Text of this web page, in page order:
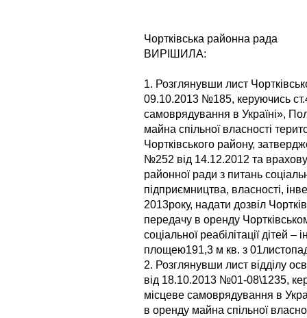
Чортківська районна рада
ВИРІШИЛА:
1. Розглянувши лист
09.10.2013 №185, керуючись
самоврядування в Україні»,
майна спільної власності
Чортківського району,
№252 від 14.12.2012 та
районної ради з питань
підприємництва, власності,
2013року, надати дозвіл
передачу в оренду
соціальної реабілітації дітей
площею191,3 м кв. з
2. Розглянувши лист відділу
від 18.10.2013 №01-08\1235,
місцеве самоврядування в
в оренду майна спільної